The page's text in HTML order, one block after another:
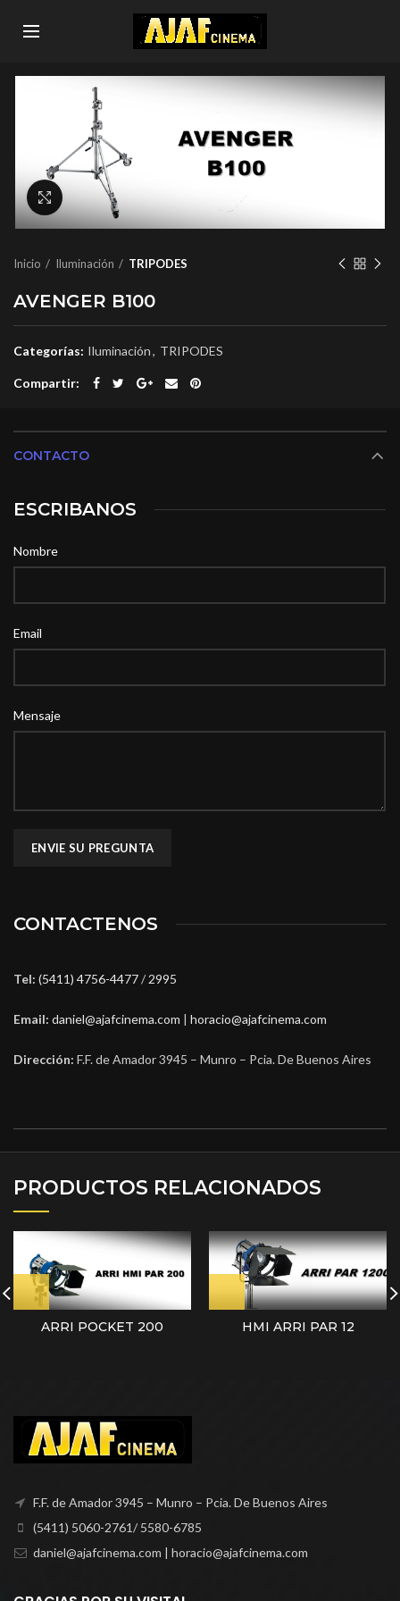
Click to enlarge
Inicio Iluminación TRIPODES
AVENGER B100
Categorías: Iluminación, TRIPODES
Compartir
CONTACTO
ESCRIBANOS
Nombre
Email
Mensaje
CONTACTENOS
Tel: (5411) 4756-4477/2995
Email: daniel@ajafcinema.com | horacio@ajafcinema.com
Dirección: F.F. de Amador 3945 – Munro – Pcia. De Buenos Aires
PRODUCTOS RELACIONADOS
ARRI POCKET 200 HMI ARRI PAR 12
F.F. de Amador 3945 – Munro – Pcia. De Buenos Aires
(5411) 5060-2761/ 5580-6785
daniel@ajafcinema.com | horacio@ajafcinema.com